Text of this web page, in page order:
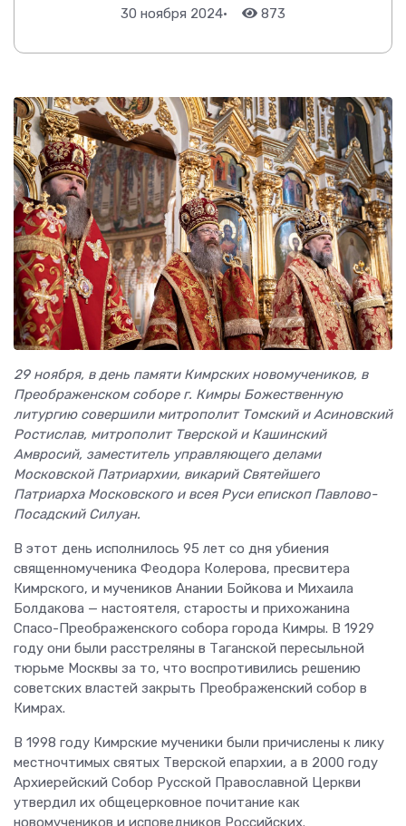
30 ноября 2024• 873
29 ноября, в день памяти Кимрских новомучеников, в
Преображенском соборе г. Кимры Божественную
литургию совершили митрополит Томский и Асиновский
Ростислав, митрополит Тверской и Кашинский
Амвросий, заместитель управляющего делами
Московской Патриархии, викарий Святейшего
Патриарха Московского и всея Руси епископ Павлово-
Посадский Силуан.
В этот день исполнилось 95 лет со дня убиения
священномученика Феодора Колерова, пресвитера
Кимрского, и мучеников Анании Бойкова и Михаила
Болдакова — настоятеля, старосты и прихожанина
Спасо-Преображенского собора города Кимры. В 1929
году они были расстреляны в Таганской пересыльной
тюрьме Москвы за то, что воспротивились решению
советских властей закрыть Преображенский собор в
Кимрах.
В 1998 году Кимрские мученики были причислены к лику
местночтимых святых Тверской епархии, а в 2000 году
Архиерейский Собор Русской Православной Церкви
утвердил их общецерковное почитание как
новомучеников и исповедников Российских.